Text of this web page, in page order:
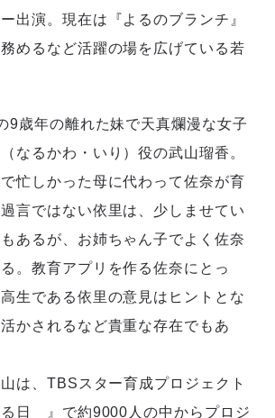
出演。現在は『よるのブランチ』
めるなど活躍の場を広げている若
9歳年の離れた妹で天真爛漫な女子
なるかわ・いり）役の武山瑠香。
忙しかった母に代わって佐奈が育
言ではない依里は、少しませてい
あるが、お姉ちゃん子でよく佐奈
。教育アプリを作る佐奈にとっ
生である依里の意見はヒントとな
かされるなど貴重な存在でもあ
は、TBSスター育成プロジェクト
る日＿』で約9000人の中からプロジ